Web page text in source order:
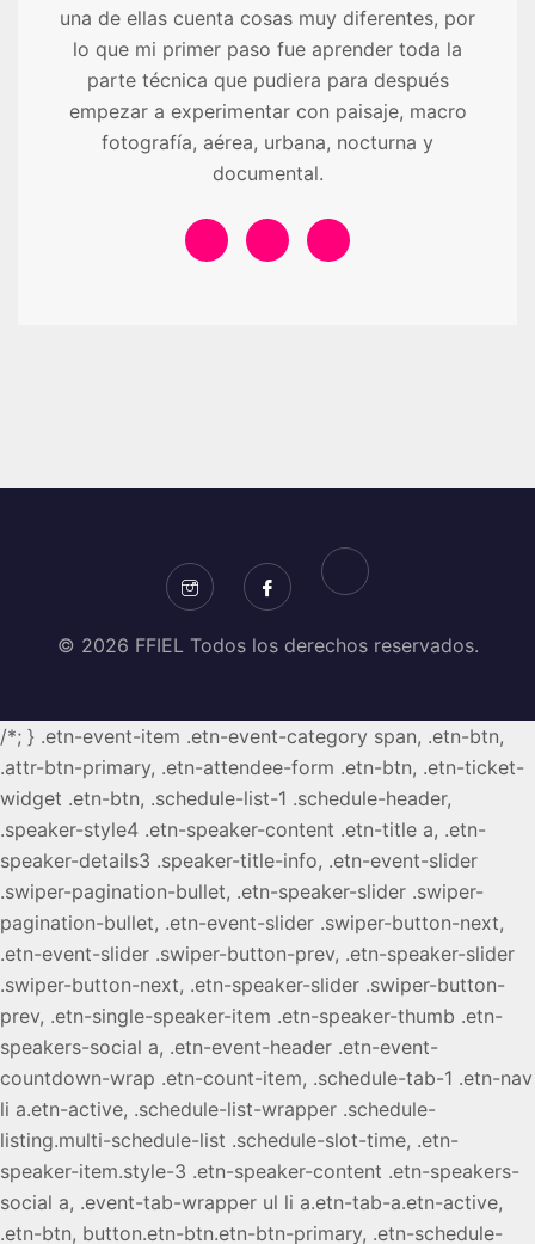
una de ellas cuenta cosas muy diferentes, por
lo que mi primer paso fue aprender toda la
parte técnica que pudiera para después
empezar a experimentar con paisaje, macro
fotografía, aérea, urbana, nocturna y
documental.
© 2026 FFIEL Todos los derechos reservados.
/*; } .etn-event-item .etn-event-category span, .etn-btn,
.attr-btn-primary, .etn-attendee-form .etn-btn, .etn-ticket-
widget .etn-btn, .schedule-list-1 .schedule-header,
.speaker-style4 .etn-speaker-content .etn-title a, .etn-
speaker-details3 .speaker-title-info, .etn-event-slider
.swiper-pagination-bullet, .etn-speaker-slider .swiper-
pagination-bullet, .etn-event-slider .swiper-button-next,
.etn-event-slider .swiper-button-prev, .etn-speaker-slider
.swiper-button-next, .etn-speaker-slider .swiper-button-
prev, .etn-single-speaker-item .etn-speaker-thumb .etn-
speakers-social a, .etn-event-header .etn-event-
countdown-wrap .etn-count-item, .schedule-tab-1 .etn-nav
li a.etn-active, .schedule-list-wrapper .schedule-
listing.multi-schedule-list .schedule-slot-time, .etn-
speaker-item.style-3 .etn-speaker-content .etn-speakers-
social a, .event-tab-wrapper ul li a.etn-tab-a.etn-active,
.etn-btn, button.etn-btn.etn-btn-primary, .etn-schedule-